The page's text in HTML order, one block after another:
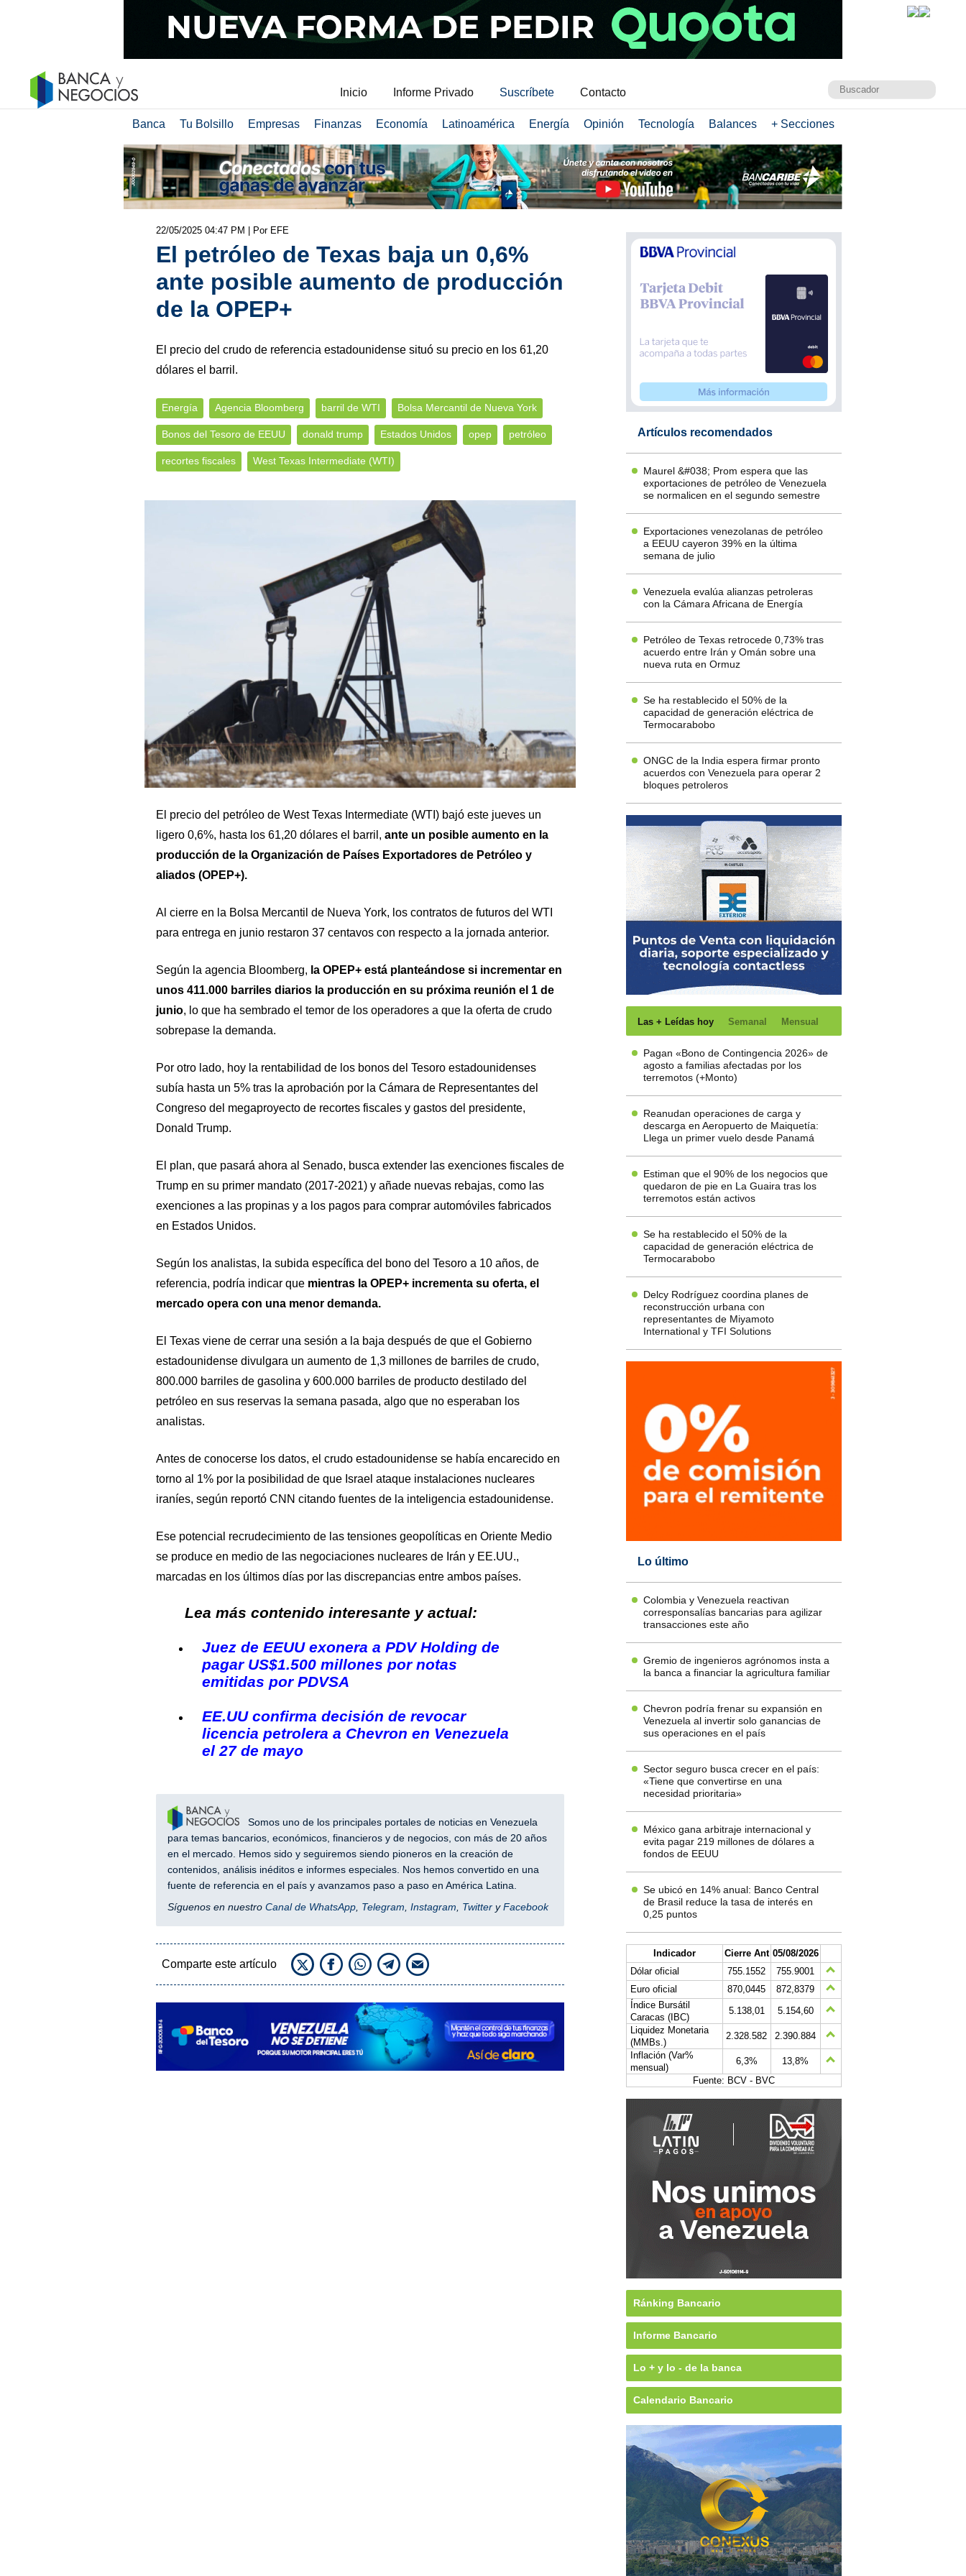
Inicio Informe Privado Suscríbete Contacto
Banca Tu Bolsillo Empresas Finanzas Economía Latinoamérica Energía Opinión Tecnología Balances + Secciones
22/05/2025 04:47 PM | Por EFE
El petróleo de Texas baja un 0,6%
ante posible aumento de producción
de la OPEP+
El precio del crudo de referencia estadounidense situó su precio en los 61,20
dólares el barril.
Energía Agencia Bloomberg barril de WTI Bolsa Mercantil de Nueva York
Bonos del Tesoro de EEUU donald trump Estados Unidos opep petróleo
recortes fiscales West Texas Intermediate (WTI)
El precio del petróleo de West Texas Intermediate (WTI) bajó este jueves un
ligero 0,6%, hasta los 61,20 dólares el barril, ante un posible aumento en la
producción de la Organización de Países Exportadores de Petróleo y
aliados (OPEP+).
Al cierre en la Bolsa Mercantil de Nueva York, los contratos de futuros del WTI
para entrega en junio restaron 37 centavos con respecto a la jornada anterior.
Según la agencia Bloomberg, la OPEP+ está planteándose si incrementar en
unos 411.000 barriles diarios la producción en su próxima reunión el 1 de
junio, lo que ha sembrado el temor de los operadores a que la oferta de crudo
sobrepase la demanda.
Por otro lado, hoy la rentabilidad de los bonos del Tesoro estadounidenses
subía hasta un 5% tras la aprobación por la Cámara de Representantes del
Congreso del megaproyecto de recortes fiscales y gastos del presidente,
Donald Trump.
El plan, que pasará ahora al Senado, busca extender las exenciones fiscales de
Trump en su primer mandato (2017-2021) y añade nuevas rebajas, como las
exenciones a las propinas y a los pagos para comprar automóviles fabricados
en Estados Unidos.
Según los analistas, la subida específica del bono del Tesoro a 10 años, de
referencia, podría indicar quemientras la OPEP+ incrementa su oferta, el
mercado opera con una menor demanda.
El Texas viene de cerrar una sesión a la baja después de que el Gobierno
estadounidense divulgara un aumento de 1,3 millones de barriles de crudo,
800.000 barriles de gasolina y 600.000 barriles de producto destilado del
petróleo en sus reservas la semana pasada, algo que no esperaban los
analistas.
Antes de conocerse los datos, el crudo estadounidense se había encarecido en
torno al 1% por la posibilidad de que Israel ataque instalaciones nucleares
iraníes, según reportó CNN citando fuentes de la inteligencia estadounidense.
Ese potencial recrudecimiento de las tensiones geopolíticas en Oriente Medio
se produce en medio de las negociaciones nucleares de Irán y EE.UU.,
marcadas en los últimos días por las discrepancias entre ambos países.
Lea más contenido interesante y actual:
Juez de EEUU exonera a PDV Holding de
pagar US$1.500 millones por notas
emitidas por PDVSA
EE.UU confirma decisión de revocar
licencia petrolera a Chevron en Venezuela
el 27 de mayo
Somos uno de los principales portales de noticias en Venezuela
para temas bancarios, económicos, financieros y de negocios, con más de 20 años
en el mercado. Hemos sido y seguiremos siendo pioneros en la creación de
contenidos, análisis inéditos e informes especiales. Nos hemos convertido en una
fuente de referencia en el país y avanzamos paso a paso en América Latina.
Síguenos en nuestro Canal de WhatsApp, Telegram, Instagram, TwitteryFacebook
Comparte este artículo
Artículos recomendados
Maurel &#038; Prom espera que las
exportaciones de petróleo de Venezuela
se normalicen en el segundo semestre
Exportaciones venezolanas de petróleo
a EEUU cayeron 39% en la última
semana de julio
Venezuela evalúa alianzas petroleras
con la Cámara Africana de Energía
Petróleo de Texas retrocede 0,73% tras
acuerdo entre Irán y Omán sobre una
nueva ruta en Ormuz
Se ha restablecido el 50% de la
capacidad de generación eléctrica de
Termocarabobo
ONGC de la India espera firmar pronto
acuerdos con Venezuela para operar 2
bloques petroleros
Las + Leídas hoy Semanal Mensual
Pagan «Bono de Contingencia 2026» de
agosto a familias afectadas por los
terremotos (+Monto)
Reanudan operaciones de carga y
descarga en Aeropuerto de Maiquetía:
Llega un primer vuelo desde Panamá
Estiman que el 90% de los negocios que
quedaron de pie en La Guaira tras los
terremotos están activos
Se ha restablecido el 50% de la
capacidad de generación eléctrica de
Termocarabobo
Delcy Rodríguez coordina planes de
reconstrucción urbana con
representantes de Miyamoto
International y TFI Solutions
Lo último
Colombia y Venezuela reactivan
corresponsalías bancarias para agilizar
transacciones este año
Gremio de ingenieros agrónomos insta a
la banca a financiar la agricultura familiar
Chevron podría frenar su expansión en
Venezuela al invertir solo ganancias de
sus operaciones en el país
Sector seguro busca crecer en el país:
«Tiene que convertirse en una
necesidad prioritaria»
México gana arbitraje internacional y
evita pagar 219 millones de dólares a
fondos de EEUU
Se ubicó en 14% anual: Banco Central
de Brasil reduce la tasa de interés en
0,25 puntos
Indicador Cierre Ant 05/08/2026
Dólar oficial
755.1552
755.9001
Euro oficial
870,0445
872,8379
Índice Bursátil
Caracas (IBC)
5.138,01
5.154,60
Liquidez Monetaria
(MMBs.)
2.328.582
2.390.884
Inflación (Var%
mensual)
6,3%
13,8%
Fuente: BCV - BVC
Ránking Bancario
Informe Bancario
Lo + y lo - de la banca
Calendario Bancario